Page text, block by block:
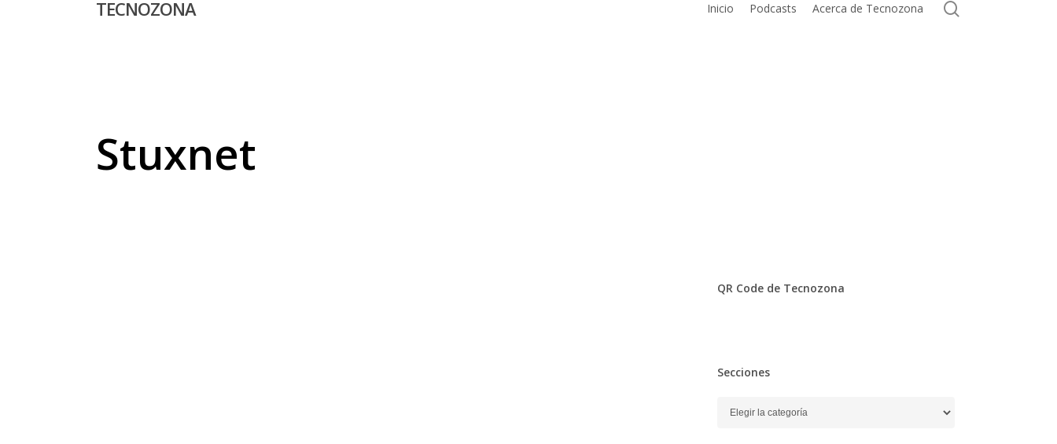
TECNOZONA Inicio Podcasts Acerca de Tecnozona
Stuxnet
QR Code de Tecnozona
Secciones
Secciones